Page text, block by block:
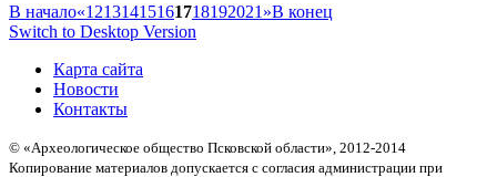
В начало«12131415161718192021 »В конец
Switch to Desktop Version
Карта сайта
Новости
Контакты
© «Археологическое общество Псковской области», 2012-2014
Копирование материалов допускается с согласия администрации при